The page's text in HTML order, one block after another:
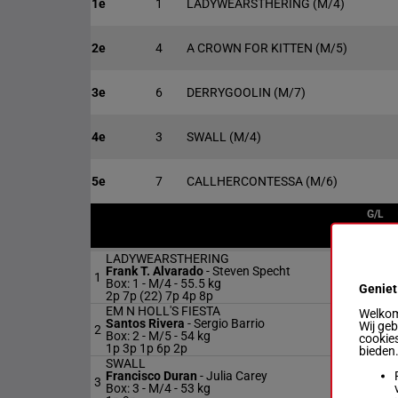
1e 1 LADYWEARSTHERING (M/4)
2e 4 A CROWN FOR KITTEN (M/5)
3e 6 DERRYGOOLIN (M/7)
4e 3 SWALL (M/4)
5e 7 CALLHERCONTESSA (M/6)
G/L
1
LADYWEARSTHERING
Frank T. Alvarado-Steven Specht
Box: 1 - M/4 - 55.5 kg
2p 7p (22) 7p 4p 8p
2
EM N HOLL'S FIESTA
Santos Rivera -Sergio Barrio
Box: 2 - M/5 - 54 kg
1p 3p 1p 6p 2p
M/5
3
SWALL
Francisco Duran -Julia Carey
Box: 3 - M/4 - 53 kg
M/4
Wij